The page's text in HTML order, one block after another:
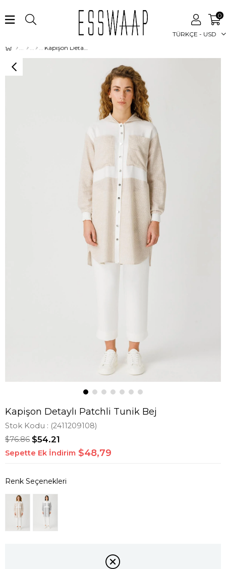
TÜRKÇE - USD
0
Kapişon Detaylı Patchli Tunik Bej
Kapişon Detaylı Patchli Tunik Bej
Stok Kodu (2411209108)
$76.86 $54.21
Sepette Ek İndirim $48,79